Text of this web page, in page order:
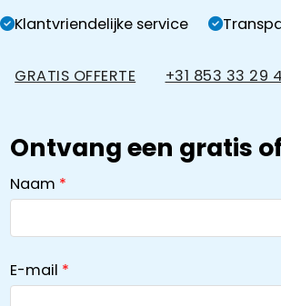
Klantvriendelijke service
GRATIS OFFERTE +31 853 33 29
Ontvang een gratis
Naam
E-mail